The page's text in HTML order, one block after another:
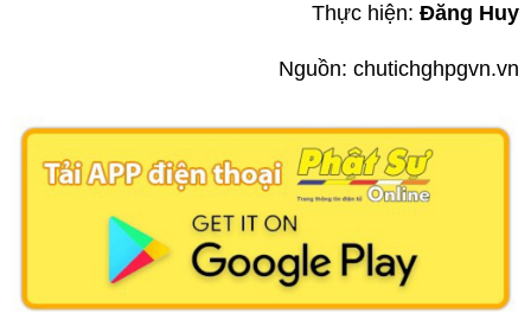
Thực hiện: Đăng Huy
Nguồn: chutichghpgvn.vn